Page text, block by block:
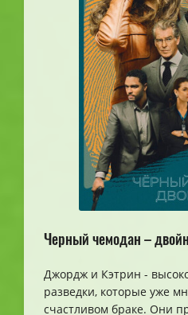
Черный чемодан –
Джордж и Кэтрин -
разведки, которые уже
счастливом браке. Они